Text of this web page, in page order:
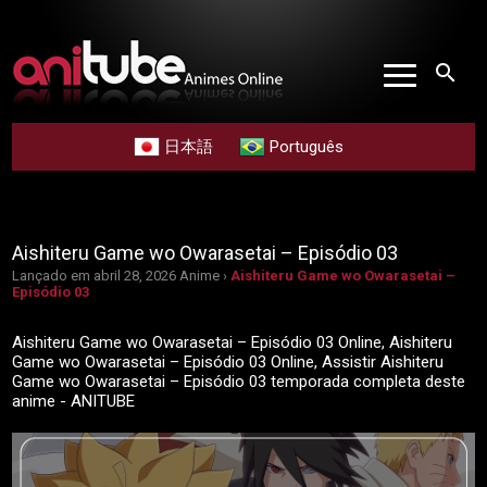
search
日本語 Português
Aishiteru Game wo Owarasetai – Episódio 03
Lançado em abril 28, 2026 Anime ›Aishiteru Game wo Owarasetai –
Episódio 03
Aishiteru Game wo Owarasetai – Episódio 03 Online, Aishiteru
Game wo Owarasetai – Episódio 03 Online, Assistir Aishiteru
Game wo Owarasetai – Episódio 03 temporada completa deste
anime - ANITUBE